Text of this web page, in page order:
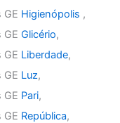
GE Higienópolis ,
GEGlicério,
GE Liberdade,
GE Luz,
GE Pari,
GE República,